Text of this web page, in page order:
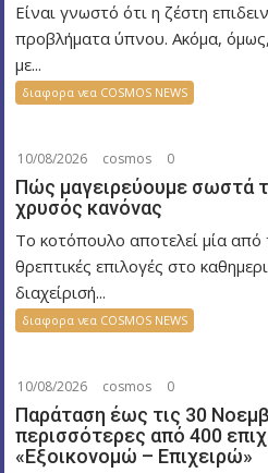
Είναι γνωστό ότι η ζέστη
προβλήματα ύπνου. Ακόμα,
με...
διαφορα νεα COSMOS NEWS
10/08/2026 cosmos 0
Πώς μαγειρεύουμε σωστά
χρυσός κανόνας
Το κοτόπουλο αποτελεί μία από
θρεπτικές επιλογές στο
διαχείρισή...
διαφορα νεα COSMOS NEWS
10/08/2026 cosmos 0
Παράταση έως τις 30
περισσότερες από 400
«Εξοικονομώ – Επιχειρώ»